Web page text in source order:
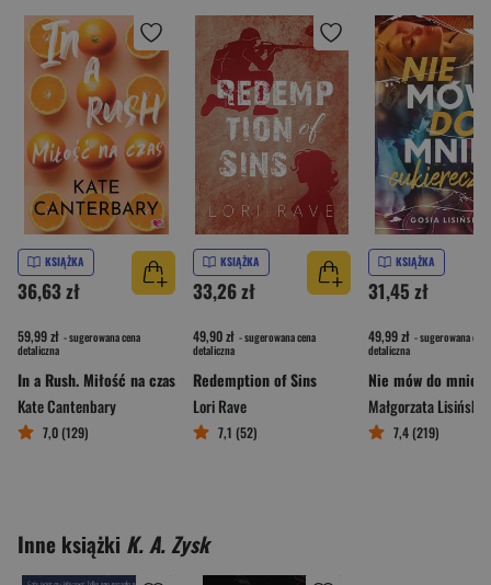
KSIĄŻKA
36,63 zł
59,99 zł - sugerowana cena
detaliczna
In a Rush. Miłość na czas
Kate Cantenbary
7,0 (129)
KSIĄŻKA
33,26 zł
49,90 zł - sugerowana cena
detaliczna
Redemption of Sins
Lori Rave
7,1 (52)
KSIĄŻKA
31,45 zł
49,99 zł - sugerowana cena
detaliczna
Małgorzata Lisińska
7,4 (219)
Inne książki K. A. Zysk